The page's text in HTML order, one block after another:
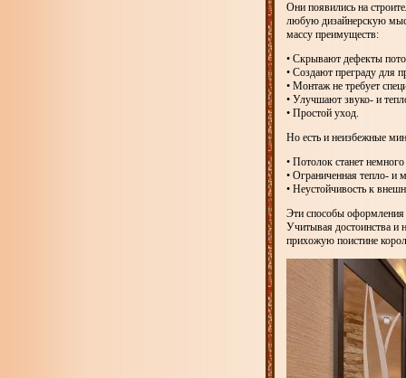
Они появились на
любую дизайнерскую
массу преимуществ:
• Скрывают дефекты
• Создают преграду для
• Монтаж не требует
• Улучшают звуко- и
• Простой уход.
Но есть и неизбежные
• Потолок станет
• Ограниченная тепло- и
• Неустойчивость к
Эти способы оформления
Учитывая достоинства и
прихожую поистине